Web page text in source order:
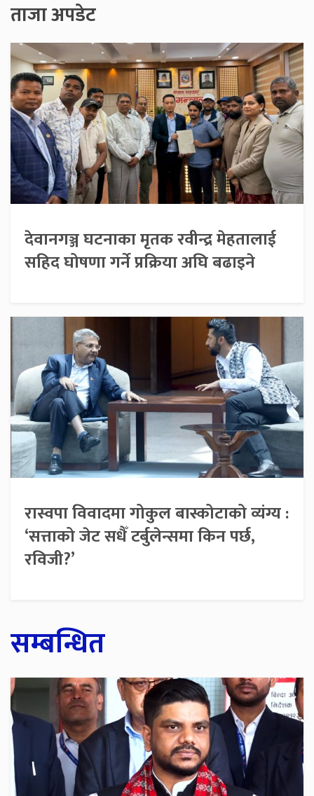
ताजा अपडेट
देवानगञ्ज घटनाका मृतक रवीन्द्र मेहतालाई
सहिद घोषणा गर्ने प्रक्रिया अघि बढाइने
रास्वपा विवादमा गोकुल बास्कोटाको व्यंग्य :
‘सत्ताको जेट सधैँ टर्बुलेन्समा किन पर्छ,
रविजी?’
सम्बन्धित